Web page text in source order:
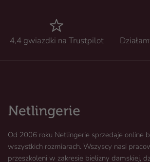
4,4 gwiazdki na Trustpilot
Od 2006 roku Netlingerie sprzedaje online
wszystkich rozmiarach. Wszyscy nasi
przeszkoleni w zakresie bielizny damskiej,